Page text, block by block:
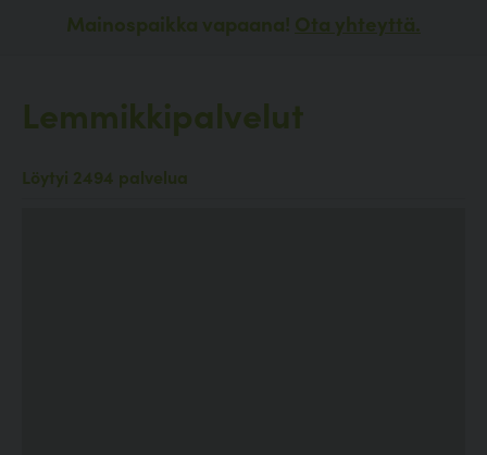
Mainospaikka vapaana! Ota yhteyttä.
Lemmikkipalvelut
Löytyi 2494 palvelua